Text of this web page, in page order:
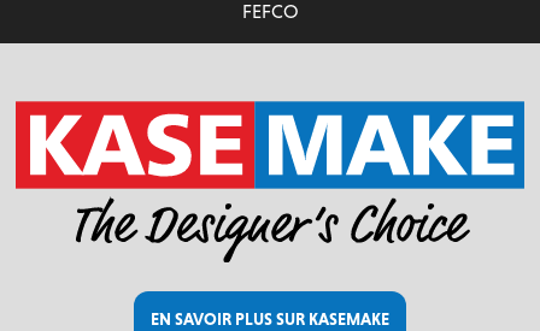
FEFCO
EN SAVOIR PLUS SUR KASEMAKE